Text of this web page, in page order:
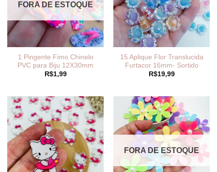
FORA DE ESTOQUE
1 Pingente Fimo Chinelo
PVC para Biju 12X30mm
R$1,99
15 Aplique Flor Translucida
Furtacor 16mm- Sortido
R$19,99
FORA DE ESTOQUE